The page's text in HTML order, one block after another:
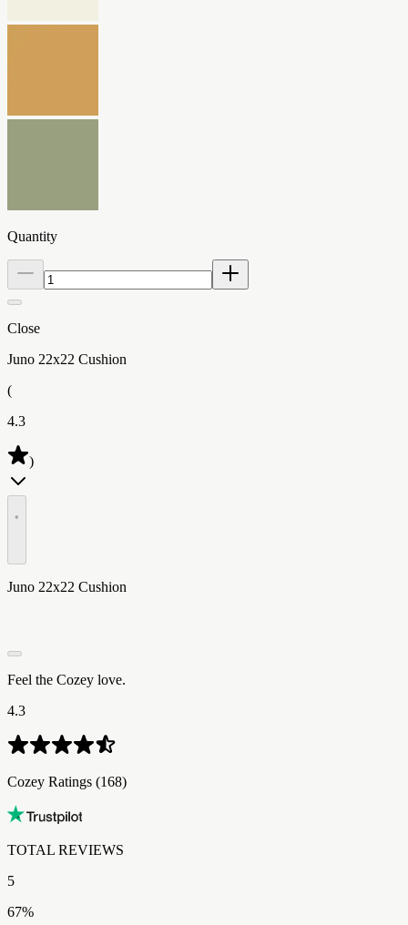
Quantity
Close
Juno 22x22 Cushion
(
4.3
)
•
Juno 22x22 Cushion
Feel the Cozey love.
4.3
Cozey Ratings​​​​‌ ‍ ​‍​‍‌‍ ‌ ​‍‌‍‍‌‌‍‌ ‌‍‍‌‌‍ ‍​‍​‍​ ‍‍​‍​‍‌ ​ ‌‍​‌‌‍ ‍‌‍‍‌‌ ‌​‌ ‍‌​‍ ‍‌‍‍‌‌‍ ​‍​‍​‍ ​​‍​‍‌‍‍​‌ ​‍‌‍‌‌‌‍‌‍​‍​‍​ ‍‍​‍​‍‌‍‍​‌ ‌​‌ ‌​‌ ​​‌ ​ ​ ‍‍​‍ ​‍ ‌‍ ​‌‍ ‌‍​ ‌‍​‌‌‍ ​‌‍‍​‌‍ ‌ ​ ‌ ‌​​ ‍‍​ ​ ​ ​​​ ​​​ ​​​‍ ‌ ​ ‌ ‌​‌ ‌‌‌‍‌​‌‍‍‌‌‍ ​‍ ‌‍‍‌‌‍ ‍‌ ‌​‌‍‌‌‌‍ ‍‌ ‌​​‍ ‌‍‌‌‌‍‌​‌‍‍‌‌ ‌​​‍ ‌‍ ‌‌‍ ‌‍‌​‌‍‌‌​ ‌‌ ​​‌ ​‍‌‍‌‌‌ ​ ‌‍‌‌‌‍ ‍‌ ‌​‌‍​‌‌ ‌​‌‍‍‌‌‍ ‌‍ ‍​ ‍ ‌‍‍‌‌‍‌​​ ‌​ ‍​​ ‌‍‌‍​ ​ ​‍​ ​‍​ ‍‌‌‍‌‌​ ‍​​‍ ‌​ ​‍​ ‍​​ ‌ ​ ​‍​‍ ‌​ ‌​​ ​ ​ ‍​‌‍​ ​‍ ‌​ ‍‌​ ​ ‌‍‌‌‌‍​‌​‍ ‌‌‍‌​​ ​‍‌‍‌​‌‍‌‌​ ​‍​ ‌​​ ‌‌​ ​​​ ‌‌‌‍​‌​ ‌‍‌‍‌‌​ ‍ ‌ ‌​‌ ‍‌‌ ​​‌‍‌‌​ ‌‌ ​​‌‍‌​‌ ​​​ ‍ ‌ ​​‌‍​‌‌ ‌​‌‍‍​​ ‌‌ ‌‍‌‍​‌‌‍ ​‌ ‌‌‌‍‌‌‌​​‌‌‍‌​‌‍‌​‌‍‌‌‌‍‌​‌‌​ ‌‍‌‌‌‍​ ‌ ‌​‌‍‍‌‌‍ ‌‍ ‍‌ ​ ​‍‌‌​ ‌‌‌​​‍‌‌ ‌‍‍ ‌‍‌‌‌ ‍‌​‍‌‌​ ​ ‌​‌​​‍‌‌​ ​ ‌​‌​​‍‌‌​ ​‍​ ​‍​ ‍‌​ ‍​​ ‌‌‌‍​‍​ ‌‍‌‍‌‍​ ​ ​ ​‍‌‍​‌​ ​​​ ‍‌‌‍​‍​‍‌‌​ ​‍​ ​‍​‍‌‌​ ‌‌‌​‌​​‍ ‍‌ ​‍‌‍‌‌‌ ‌‍‌‍‍‌‌‍‌‌‌ ‌ ‌‌​ ‌ ‌‌‌‍ ‌‌‍ ‌‌‍​‌‌ ​‍‌ ‍‌‌‌‌​‌‍‌‌‌‍ ‌‌ ​​‌‍ ​‌‍​‌‌ ‌​‌‍‌‌​‍ ‍‌ ​ ‌ ‌‌‌‍ ‌‌‍ ‌‌‍​‌‌ ​‍‌ ‍‌‌​‌​‌‍​‌‌ ‌​‌‍​‌​‍ ‍‌ ‌​‌‍ ‌ ‌​‌‍​‌‌‍ ​‌‌​‍‌‍​‌‌ ‌​‌‍‍‌‌‍ ‍‌‍‌ ‌‌‌​‌‍‌‌‌ ‍​‌ ‌​​ ‌‍​‍‌‍​‌‌ ​ ‌‍‌‌‌‌‌‌‌ ​‍‌‍ ​​ ‌‌‍‍​‌ ‌​‌ ‌​‌ ​​‌ ​ ​‍‌‌​ ​ ‌​​‌​‍‌‌​ ​‍‌​‌‍​‍‌‌​ ​‍‌​‌‍‌‍ ​‌‍ ‌‍​ ‌‍​‌‌‍ ​‌‍‍​‌‍ ‌ ​ ‌ ‌​​‍‌‌​ ​ ‌​​‌​ ​ ​ ​​​ ​​​ ​​​‍‌‌​ ​‍‌​‌‍‌ ​ ‌ ‌​‌ ‌‌‌‍‌​‌‍‍‌‌‍ ​‍‌‍‌‍‍‌‌‍‌​​ ‌​ ‍​​ ‌‍‌‍​ ​ ​‍​ ​‍​ ‍‌‌‍‌‌​ ‍​​‍ ‌​ ​‍​ ‍​​ ‌ ​ ​‍​‍ ‌​ ‌​​ ​ ​ ‍​‌‍​ ​‍ ‌​ ‍‌​ ​ ‌‍‌‌‌‍​‌​‍ ‌‌‍‌​​ ​‍‌‍‌​‌‍‌‌​ ​‍​ ‌​​ ‌‌​ ​​​ ‌‌‌‍​‌​ ‌‍‌‍‌‌​‍‌‍‌ ‌​‌ ‍‌‌ ​​‌‍‌‌​ ‌‌ ​​‌‍‌​‌ ​​​‍‌‍‌ ​​‌‍​‌‌ ‌​‌‍‍​​ ‌‌ ‌‍‌‍​‌‌‍ ​‌ ‌‌‌‍‌‌‌​​‌‌‍‌​‌‍‌​‌‍‌‌‌‍‌​‌‌​ ‌‍‌‌‌‍​ ‌ ‌​‌‍‍‌‌‍ ‌‍ ‍‌ ​ ​‍‌‌​ ‌‌‌​​‍‌‌ ‌‍‍ ‌‍‌‌‌ ‍‌​‍‌‌​ ​ ‌​‌​​‍‌‌​ ​ ‌​‌​​‍‌‌​ ​‍​ ​‍​ ‍‌​ ‍​​ ‌‌‌‍​‍​ ‌‍‌‍‌‍​ ​ ​ ​‍‌‍​‌​ ​​​ ‍‌‌‍​‍​‍‌‌​ ​‍​ ​‍​‍‌‌​ ‌‌‌​‌​​‍ ‍‌ ​‍‌‍‌‌‌ ‌‍‌‍‍‌‌‍‌‌‌ ‌ ‌‌​ ‌ ‌‌‌‍ ‌‌‍ ‌‌‍​‌‌ ​‍‌ ‍‌‌‌‌​‌‍‌‌‌‍ ‌‌ ​​‌‍ ​‌‍​‌‌ ‌​‌‍‌‌​‍ ‍‌ ​ ‌ ‌‌‌‍ ‌‌‍ ‌‌‍​‌‌ ​‍‌ ‍‌‌​‌​‌‍​‌‌ ‌​‌‍​‌​‍ ‍‌ ‌​‌‍ ‌ ‌​‌‍​‌‌‍ ​‌‌​‍‌‍​‌‌ ‌​‌‍‍‌‌‍ ‍‌‍‌ ‌‌‌​‌‍‌‌‌ ‍​‌ ‌​​‍‌‍‌ ​​‌‍‌‌‌ ​‍‌ ​ ‌ ​​‌‍‌‌‌‍​ ‌ ‌​‌‍‍‌‌ ‌‍‌‍‌‌​ ‌‌ ​​‌ ‌‌‌‍​‍‌‍ ​‌‍‍‌‌ ​ ‌‍‍​‌‍‌‌‌‍‌​​‍​‍‌ ‌ (168)
TOTAL REVIEWS​​​​‌ ‍ ​‍​‍‌‍ ‌ ​‍‌‍‍‌‌‍‌ ‌‍‍‌‌‍ ‍​‍​‍​ ‍‍​‍​‍‌ ​ ‌‍​‌‌‍ ‍‌‍‍‌‌ ‌​‌ ‍‌​‍ ‍‌‍‍‌‌‍ ​‍​‍​‍ ​​‍​‍‌‍‍​‌ ​‍‌‍‌‌‌‍‌‍​‍​‍​ ‍‍​‍​‍‌‍‍​‌ ‌​‌ ‌​‌ ​​‌ ​ ​ ‍‍​‍ ​‍ ‌‍ ​‌‍ ‌‍​ ‌‍​‌‌‍ ​‌‍‍​‌‍ ‌ ​ ‌ ‌​​ ‍‍​ ​ ​ ​​​ ​​​ ​​​‍ ‌ ​ ‌ ‌​‌ ‌‌‌‍‌​‌‍‍‌‌‍ ​‍ ‌‍‍‌‌‍ ‍‌ ‌​‌‍‌‌‌‍ ‍‌ ‌​​‍ ‌‍‌‌‌‍‌​‌‍‍‌‌ ‌​​‍ ‌‍ ‌‌‍ ‌‍‌​‌‍‌‌​ ‌‌ ​​‌ ​‍‌‍‌‌‌ ​ ‌‍‌‌‌‍ ‍‌ ‌​‌‍​‌‌ ‌​‌‍‍‌‌‍ ‌‍ ‍​ ‍ ‌‍‍‌‌‍‌​​ ‌​ ‍​​ ‌‍‌‍​ ​ ​‍​ ​‍​ ‍‌‌‍‌‌​ ‍​​‍ ‌​ ​‍​ ‍​​ ‌ ​ ​‍​‍ ‌​ ‌​​ ​ ​ ‍​‌‍​ ​‍ ‌​ ‍‌​ ​ ‌‍‌‌‌‍​‌​‍ ‌‌‍‌​​ ​‍‌‍‌​‌‍‌‌​ ​‍​ ‌​​ ‌‌​ ​​​ ‌‌‌‍​‌​ ‌‍‌‍‌‌​ ‍ ‌ ‌​‌ ‍‌‌ ​​‌‍‌‌​ ‌‌ ​​‌‍‌​‌ ​​​ ‍ ‌ ​​‌‍​‌‌ ‌​‌‍‍​​ ‌‌ ‌‍‌‍​‌‌‍ ​‌ ‌‌‌‍‌‌‌​​‌‌‍‌​‌‍‌​‌‍‌‌‌‍‌​‌‌​ ‌‍‌‌‌‍​ ‌ ‌​‌‍‍‌‌‍ ‌‍ ‍‌ ​ ​‍‌‌​ ‌‌‌​​‍‌‌ ‌‍‍ ‌‍‌‌‌ ‍‌​‍‌‌​ ​ ‌​‌​​‍‌‌​ ​ ‌​‌​​‍‌‌​ ​‍​ ​‍​ ‍‌​ ‍​​ ‌‌‌‍​‍​ ‌‍‌‍‌‍​ ​ ​ ​‍‌‍​‌​ ​​​ ‍‌‌‍​‍​‍‌‌​ ​‍​ ​‍​‍‌‌​ ‌‌‌​‌​​‍ ‍‌ ​‍‌‍‌‌‌ ‌‍‌‍‍‌‌‍‌‌‌ ‌ ‌‌​ ‌ ‌‌‌‍ ‌‌‍ ‌‌‍​‌‌ ​‍‌ ‍‌‌‌‌​‌‍‌‌‌‍ ‌‌ ​​‌‍ ​‌‍​‌‌ ‌​‌‍‌‌​‍ ‍‌‍​‍‌ ​‍‌‍‌‌‌‍​‌‌‍‍ ‌‍‌​‌‍ ‌ ‌ ‌‍ ‍‌​‌​‌‍​‌‌ ‌​‌‍​‌​‍ ‍‌ ‌​‌‍‍‌‌ ‌​‌‍ ​‌‍‌‌​ ‌‍​‍‌‍​‌‌ ​ ‌‍‌‌‌‌‌‌‌ ​‍‌‍ ​​ ‌‌‍‍​‌ ‌​‌ ‌​‌ ​​‌ ​ ​‍‌‌​ ​ ‌​​‌​‍‌‌​ ​‍‌​‌‍​‍‌‌​ ​‍‌​‌‍‌‍ ​‌‍ ‌‍​ ‌‍​‌‌‍ ​‌‍‍​‌‍ ‌ ​ ‌ ‌​​‍‌‌​ ​ ‌​​‌​ ​ ​ ​​​ ​​​ ​​​‍‌‌​ ​‍‌​‌‍‌ ​ ‌ ‌​‌ ‌‌‌‍‌​‌‍‍‌‌‍ ​‍‌‍‌‍‍‌‌‍‌​​ ‌​ ‍​​ ‌‍‌‍​ ​ ​‍​ ​‍​ ‍‌‌‍‌‌​ ‍​​‍ ‌​ ​‍​ ‍​​ ‌ ​ ​‍​‍ ‌​ ‌​​ ​ ​ ‍​‌‍​ ​‍ ‌​ ‍‌​ ​ ‌‍‌‌‌‍​‌​‍ ‌‌‍‌​​ ​‍‌‍‌​‌‍‌‌​ ​‍​ ‌​​ ‌‌​ ​​​ ‌‌‌‍​‌​ ‌‍‌‍‌‌​‍‌‍‌ ‌​‌ ‍‌‌ ​​‌‍‌‌​ ‌‌ ​​‌‍‌​‌ ​​​‍‌‍‌ ​​‌‍​‌‌ ‌​‌‍‍​​ ‌‌ ‌‍‌‍​‌‌‍ ​‌ ‌‌‌‍‌‌‌​​‌‌‍‌​‌‍‌​‌‍‌‌‌‍‌​‌‌​ ‌‍‌‌‌‍​ ‌ ‌​‌‍‍‌‌‍ ‌‍ ‍‌ ​ ​‍‌‌​ ‌‌‌​​‍‌‌ ‌‍‍ ‌‍‌‌‌ ‍‌​‍‌‌​ ​ ‌​‌​​‍‌‌​ ​ ‌​‌​​‍‌‌​ ​‍​ ​‍​ ‍‌​ ‍​​ ‌‌‌‍​‍​ ‌‍‌‍‌‍​ ​ ​ ​‍‌‍​‌​ ​​​ ‍‌‌‍​‍​‍‌‌​ ​‍​ ​‍​‍‌‌​ ‌‌‌​‌​​‍ ‍‌ ​‍‌‍‌‌‌ ‌‍‌‍‍‌‌‍‌‌‌ ‌ ‌‌​ ‌ ‌‌‌‍ ‌‌‍ ‌‌‍​‌‌ ​‍‌ ‍‌‌‌‌​‌‍‌‌‌‍ ‌‌ ​​‌‍ ​‌‍​‌‌ ‌​‌‍‌‌​‍ ‍‌‍​‍‌ ​‍‌‍‌‌‌‍​‌‌‍‍ ‌‍‌​‌‍ ‌ ‌ ‌‍ ‍‌​‌​‌‍​‌‌ ‌​‌‍​‌​‍ ‍‌ ‌​‌‍‍‌‌ ‌​‌‍ ​‌‍‌‌​‍‌‍‌ ​​‌‍‌‌‌ ​‍‌ ​ ‌ ​​‌‍‌‌‌‍​ ‌ ‌​‌‍‍‌‌ ‌‍‌‍‌‌​ ‌‌ ​​‌ ‌‌‌‍​‍‌‍ ​‌‍‍‌‌ ​ ‌‍‍​‌‍‌‌‌‍‌​​‍​‍‌ ‌
5
67%